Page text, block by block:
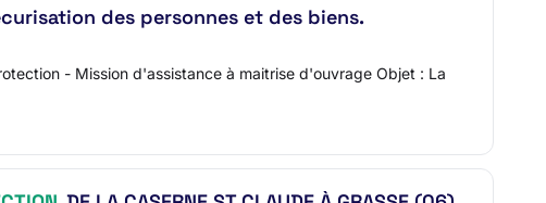
des personnes et des biens.
- Mission d'assistance à maitrise d'ouvrage Objet : La